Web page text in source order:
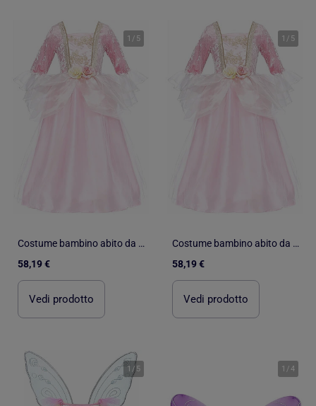
1 / 5
Costume bambino abito da principessa rosa e oro | Great Pretenders
58,19 €
Vedi prodotto
1 / 5
Costume bambino abito da principessa rosa e oro | Great Pretenders
58,19 €
Vedi prodotto
1 / 5 1 /4